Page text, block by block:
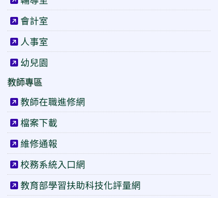
會計室
人事室
幼兒園
教師專區
教師在職進修網
檔案下載
維修通報
校務系統入口網
教育部學習扶助科技化評量網